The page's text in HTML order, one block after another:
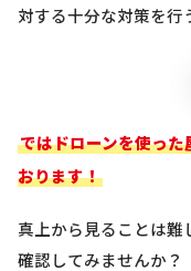
対する十分な対策を行
ではドローンを使っ
おります！
真上から見ることは難
確認してみませんか？